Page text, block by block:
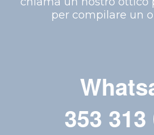
per compilare un
353 313